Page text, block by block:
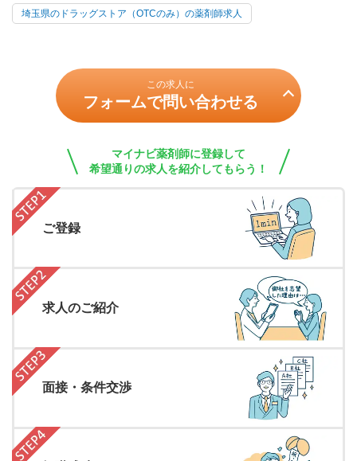
埼玉県のドラッグストア（OTCのみ）の薬剤師求人
この求人に
フォームで問い合わせる
マイナビ薬剤師に登録して
希望通りの求人を紹介してもらう！
ご登録
求人のご紹介
面接・条件交渉